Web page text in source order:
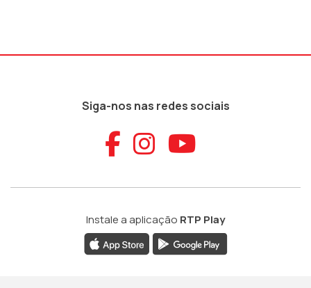
Siga-nos nas redes sociais
Aceder ao
Aceder ao
Aceder
Instale a aplicação RTP Play